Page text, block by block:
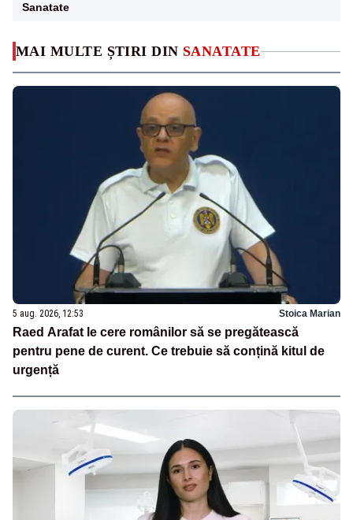
MAI MULTE ȘTIRI DIN SANATATE
5 aug. 2026, 12:53 Stoica Marian
Raed Arafat le cere românilor să se pregătească
pentru pene de curent. Ce trebuie să conțină kitul de
urgență
Sanatate